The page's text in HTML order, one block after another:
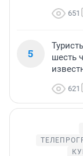
651
5
шесть
621